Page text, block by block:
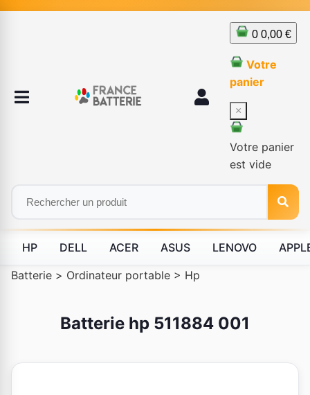
0 0,00 €
Votre
panier
×
Votre panier
est vide
HP DELL ACER ASUS LENOVO
Batterie > Ordinateur portable > Hp
Batterie hp 511884 001